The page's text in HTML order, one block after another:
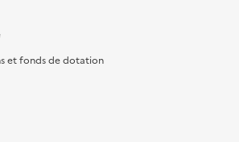
et fonds de dotation